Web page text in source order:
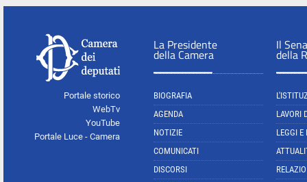
Portale storico
WebTv
YouTube
Portale Luce - Camera
La Presidente
della Camera
BIOGRAFIA
AGENDA
NOTIZIE
COMUNICATI
DISCORSI
Il
della
LAVORI
LEGGI E